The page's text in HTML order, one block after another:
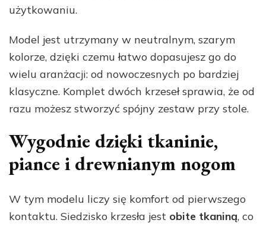
użytkowaniu.
Model jest utrzymany w neutralnym, szarym
kolorze, dzięki czemu łatwo dopasujesz go do
wielu aranżacji: od nowoczesnych po bardziej
klasyczne. Komplet dwóch krzeseł sprawia, że od
razu możesz stworzyć spójny zestaw przy stole.
Wygodnie dzięki tkaninie,
piance i drewnianym nogom
W tym modelu liczy się komfort od pierwszego
kontaktu. Siedzisko krzesła jest obite tkaniną, co